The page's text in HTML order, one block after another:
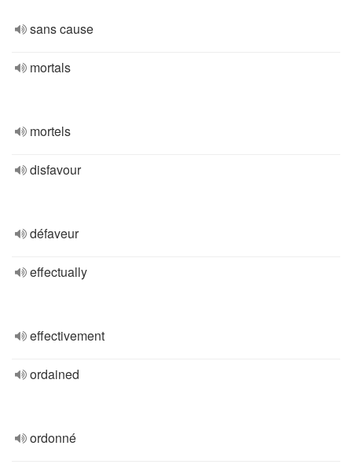
sans cause
mortals
mortels
disfavour
défaveur
effectually
effectivement
ordained
ordonné